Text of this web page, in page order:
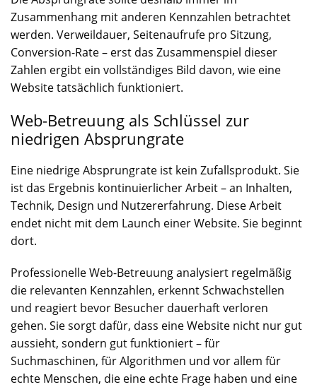
Zusammenhang mit anderen Kennzahlen betrachtet
werden. Verweildauer, Seitenaufrufe pro Sitzung,
Conversion-Rate – erst das Zusammenspiel dieser
Zahlen ergibt ein vollständiges Bild davon, wie eine
Website tatsächlich funktioniert.
Web-Betreuung als Schlüssel zur
niedrigen Absprungrate
Eine niedrige Absprungrate ist kein Zufallsprodukt. Sie
ist das Ergebnis kontinuierlicher Arbeit – an Inhalten,
Technik, Design und Nutzererfahrung. Diese Arbeit
endet nicht mit dem Launch einer Website. Sie beginnt
dort.
Professionelle Web-Betreuung analysiert regelmäßig
die relevanten Kennzahlen, erkennt Schwachstellen
und reagiert bevor Besucher dauerhaft verloren
gehen. Sie sorgt dafür, dass eine Website nicht nur gut
aussieht, sondern gut funktioniert – für
Suchmaschinen, für Algorithmen und vor allem für
echte Menschen, die eine echte Frage haben und eine